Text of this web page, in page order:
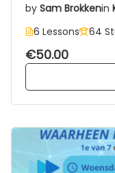
by Sam Brokkenin
6 Lessons
64
€50.00